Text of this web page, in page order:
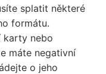
splatit některé
formátu.
karty nebo
máte negativní
o jeho